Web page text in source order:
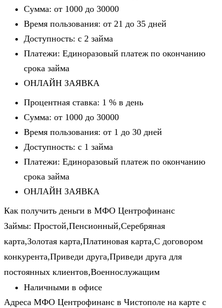
Сумма: от 1000 до 30000
Время пользования: от 21 до 35 дней
Доступность: c 2 займа
Платежи: Единоразовый платеж по окончанию
срока займа
ОНЛАЙН ЗАЯВКА
Процентная ставка: 1 % в день
Сумма: от 1000 до 30000
Время пользования: от 1 до 30 дней
Доступность: c 1 займа
Платежи: Единоразовый платеж по окончанию
срока займа
ОНЛАЙН ЗАЯВКА
Как получить деньги в МФО Центрофинанс
Займы: Простой,Пенсионный,Серебряная
карта,Золотая карта,Платиновая карта,С договором
конкурента,Приведи друга,Приведи друга для
постоянных клиентов,Военнослужащим
Наличными в офисе
Адреса МФО Центрофинанс в Чистополе на карте с